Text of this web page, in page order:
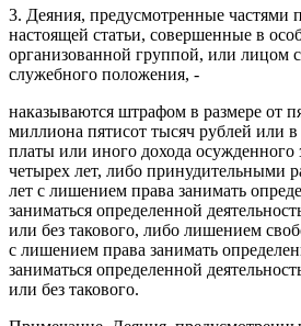
3. Деяния, предусмотренные частями
настоящей статьи, совершенные в
организованной группой, или лицом
служебного положения, -
наказываются штрафом в размере от
миллиона пятисот тысяч рублей или в
платы или иного дохода осужденного
четырех лет, либо принудительными
лет с лишением права занимать
заниматься определенной
или без такового, либо лишением
с лишением права занимать
заниматься определенной
или без такового.